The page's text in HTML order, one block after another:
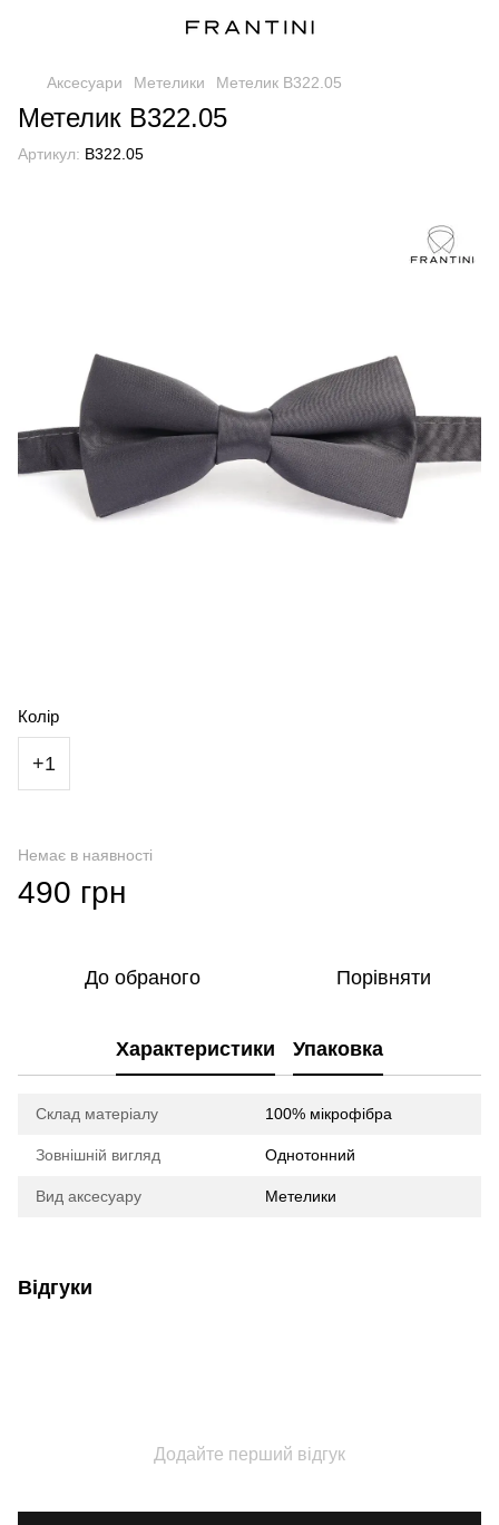
Аксесуари Метелики Метелик B322.05
Метелик B322.05
Артикул: B322.05
Колір
+1
Немає в наявності
490 грн
До обраного Порівняти
Характеристики Упаковка
Склад матеріалу 100% мікрофібра
Зовнішній вигляд Однотонний
Вид аксесуару Метелики
Відгуки
Додайте перший відгук